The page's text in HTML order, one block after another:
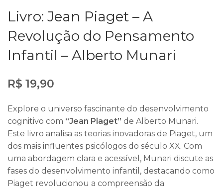
Livro: Jean Piaget – A
Revolução do Pensamento
Infantil – Alberto Munari
R$ 19,90
Explore o universo fascinante do desenvolvimento
cognitivo com “Jean Piaget” de Alberto Munari.
Este livro analisa as teorias inovadoras de Piaget, um
dos mais influentes psicólogos do século XX. Com
uma abordagem clara e acessível, Munari discute as
fases do desenvolvimento infantil, destacando como
Piaget revolucionou a compreensão da